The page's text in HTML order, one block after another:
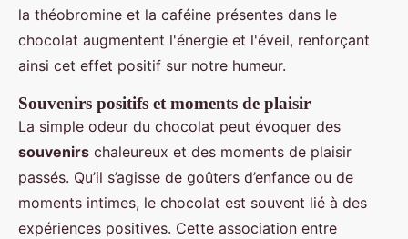
la théobromine et la caféine présentes dans le
chocolat augmentent l'énergie et l'éveil, renforçant
ainsi cet effet positif sur notre humeur.
Souvenirs positifs et moments de plaisir
La simple odeur du chocolat peut évoquer des
souvenirs chaleureux et des moments de plaisir
passés. Qu’il s’agisse de goûters d’enfance ou de
moments intimes, le chocolat est souvent lié à des
expériences positives. Cette association entre